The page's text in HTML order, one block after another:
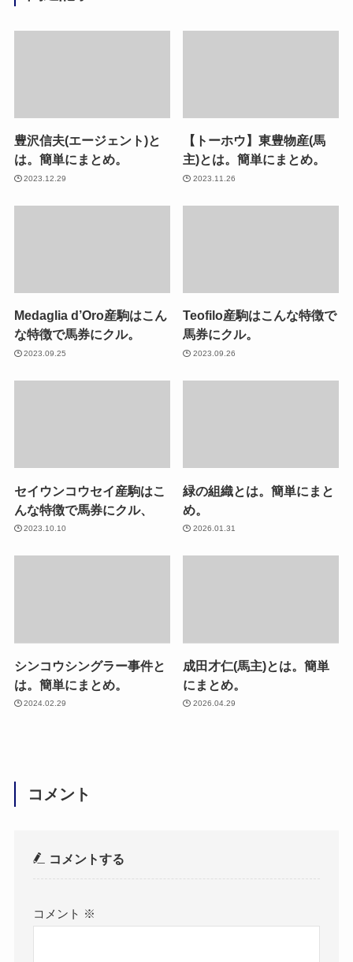
豊沢信夫(エージェント)と
は。簡単にまとめ。
2023.12.29
【トーホウ】東豊物産(馬
主)とは。簡単にまとめ。
2023.11.26
Medaglia d’Oro産駒はこん
な特徴で馬券にクル。
2023.09.25
Teofilo産駒はこんな特徴で
馬券にクル。
2023.09.26
セイウンコウセイ産駒はこ
んな特徴で馬券にクル、
2023.10.10
緑の組織とは。簡単にまと
め。
2026.01.31
シンコウシングラー事件と
は。簡単にまとめ。
2024.02.29
成田才仁(馬主)とは。簡単
にまとめ。
2026.04.29
コメント
コメントする
コメント ※